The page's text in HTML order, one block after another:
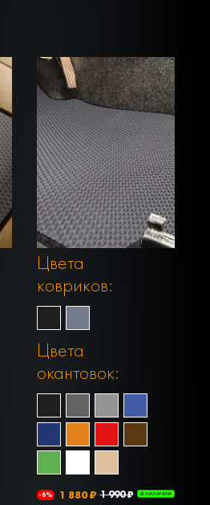
Цвета
ковриков:
Цвета
окантовок:
-6% 1 880 ₽ 1 990 ₽ В НАЛИЧИИ